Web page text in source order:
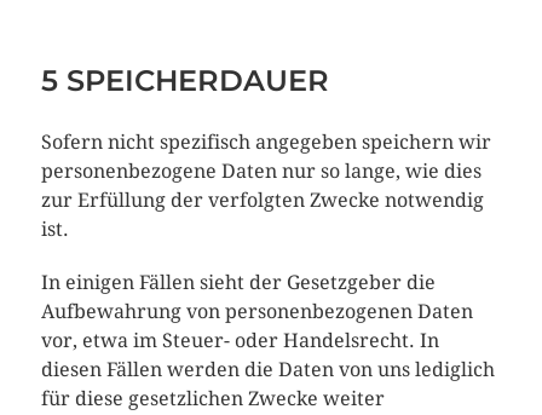
5 SPEICHERDAUER
Sofern nicht spezifisch angegeben speichern wir
personenbezogene Daten nur so lange, wie dies
zur Erfüllung der verfolgten Zwecke notwendig
ist.
In einigen Fällen sieht der Gesetzgeber die
Aufbewahrung von personenbezogenen Daten
vor, etwa im Steuer- oder Handelsrecht. In
diesen Fällen werden die Daten von uns lediglich
für diese gesetzlichen Zwecke weiter